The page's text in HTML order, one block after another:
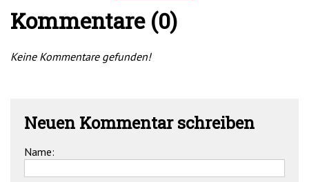
Kommentare (0)
Keine Kommentare gefunden!
Neuen Kommentar schreiben
Name: